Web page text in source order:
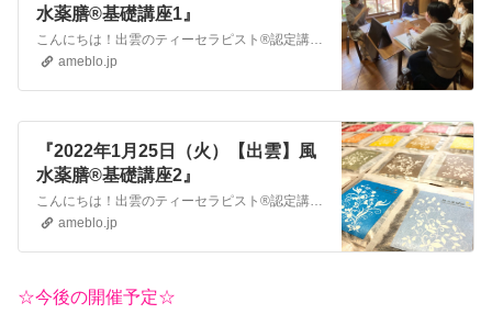
水薬膳®基礎講座1』
こんにちは！出雲のティーセラピスト®認定講師の川島 桜です。島根県・出雲市、出雲大社の参道で、Relaxation spaceゆるり というアロマテラピーと風…
ameblo.jp
『2022年1月25日（火）【出雲】風
水薬膳®基礎講座2』
こんにちは！出雲のティーセラピスト®認定講師の川島 桜です。島根県・出雲市、出雲大社の参道で、Relaxation spaceゆるり というアロマテラピーと風…
ameblo.jp
☆今後の開催予定☆